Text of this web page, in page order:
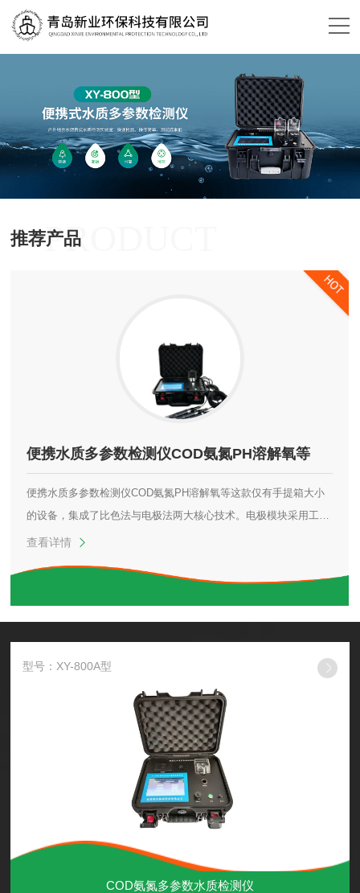
推荐产品PRODUCT
便携水质多参数检测仪COD氨氮PH溶解氧等
便携水质多参数检测仪COD氨氮PH溶解氧等这款仅有手提箱大小
的设备，集成了比色法与电极法两大核心技术。电极模块采用工业
级传感器，pH测量精度达0.01，电导率测试范围横跨1-20000μS/c
查看详情
型号：XY-800A型
COD氨氮多参数水质检测仪